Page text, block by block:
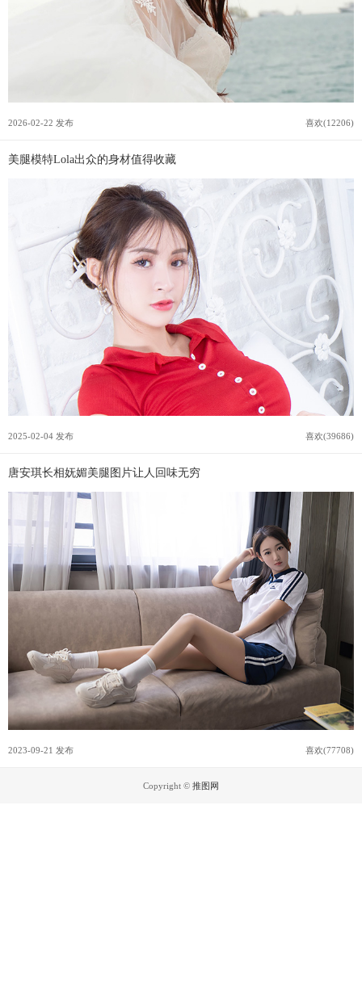
2026-02-22 发布 喜欢(12206)
美腿模特Lola出众的身材值得收藏
2025-02-04 发布 喜欢(39686)
唐安琪长相妩媚美腿图片让人回味无穷
2023-09-21 发布 喜欢(77708)
Copyright © 推图网